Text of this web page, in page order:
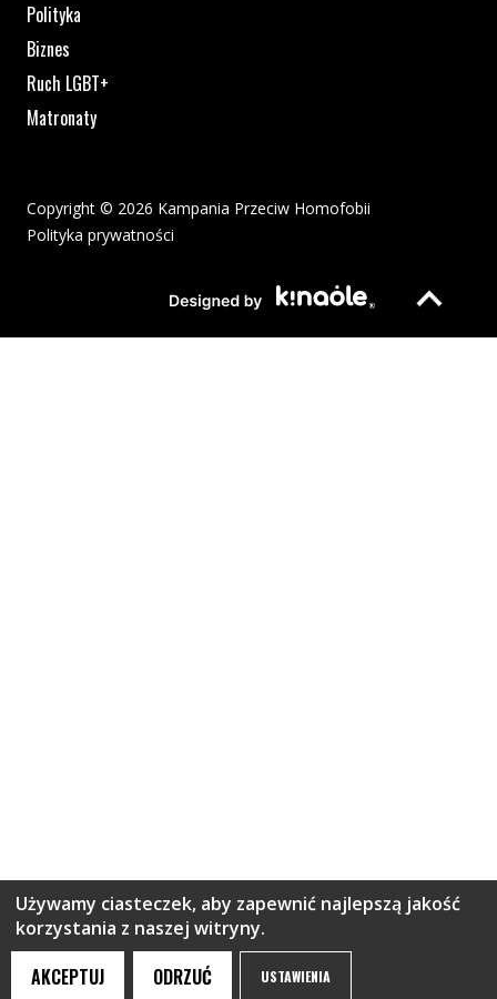
Polityka
Biznes
Ruch LGBT+
Matronaty
Copyright © 2026 Kampania Przeciw Homofobii
Polityka prywatności
Strona otwiera
Używamy ciasteczek, aby zapewnić najlepszą jakość
korzystania z naszej witryny.
AKCEPTUJ ODRZUĆ USTAWIENIA